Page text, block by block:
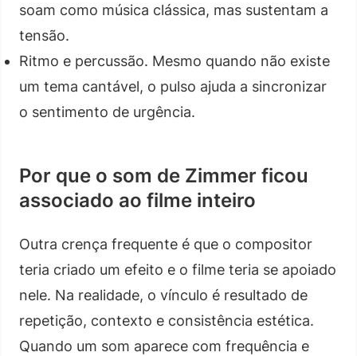
soam como música clássica, mas sustentam a
tensão.
Ritmo e percussão. Mesmo quando não existe
um tema cantável, o pulso ajuda a sincronizar
o sentimento de urgência.
Por que o som de Zimmer ficou
associado ao filme inteiro
Outra crença frequente é que o compositor
teria criado um efeito e o filme teria se apoiado
nele. Na realidade, o vínculo é resultado de
repetição, contexto e consistência estética.
Quando um som aparece com frequência e